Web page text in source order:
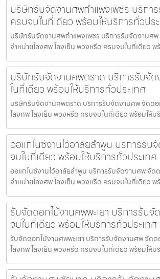
บริษัทรับจัดงานศพกำแพงเพชร บริกา
ครบจบในที่เดียว พร้อมให้บริการทั่วปร
บริษัทรับจัดงานศพกำแพงเพชร บริการรับจัดงานศ
จำหน่ายโลงศพ โลงเย็น พวงหรีด ครบจบในที่เดียว พ
บริษัทรับจัดงานศพตราด บริการรับจั
ในที่เดียว พร้อมให้บริการทั่วประเทศ
บริษัทรับจัดงานศพตราด บริการรับจัดงานศพ จัดดอ
โลงศพ โลงเย็น พวงหรีด ครบจบในที่เดียว พร้อมให้บ
ออแกไนซ์งานไว้อาลัยลำพูน บริการรับ
จบในที่เดียว พร้อมให้บริการทั่วประเทศ
ออแกไนซ์งานไว้อาลัยลำพูน บริการรับจัดงานศพ จัด
จำหน่ายโลงศพ โลงเย็น พวงหรีด ครบจบในที่เดียว พ
รับจัดดอกไม้งานศพพะเยา บริการรับ
จบในที่เดียว พร้อมให้บริการทั่วประเทศ
รับจัดดอกไม้งานศพพะเยา บริการรับจัดงานศพ จัด
โลงศพ โลงเย็น พวงหรีด ครบจบในที่เดียว พร้อมให้บ